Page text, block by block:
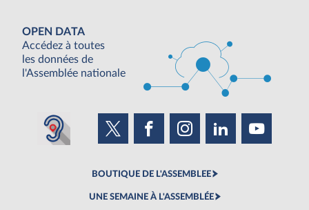
OPEN DATA
Accédez à toutes
les données de
l'Assemblée nationale
BOUTIQUE DE L'ASSEMBLEE
UNE SEMAINE À L'ASSEMBLÉE